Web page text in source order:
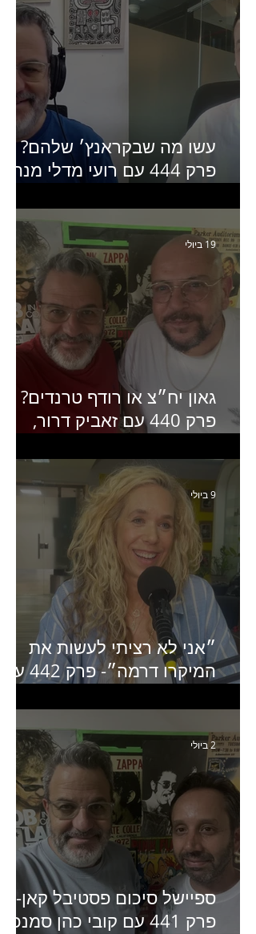
עשו מה שבקראנץ׳ שלהם?
פרק 444 עם רועי מדלי מנהל
האחרון של קראנץ׳
גאון יח״צ או רודף טרנדים?
פרק 440 עם זאביק דרור,
ותקשורת
19 ביולי
״אני לא רציתי לעשות את
המיקרו דרמה״- פרק 442 עם
של יד2
9 ביולי
ספיישל סיכום פסטיבל קאן-
פרק 441 עם קובי כהן
2 ביולי